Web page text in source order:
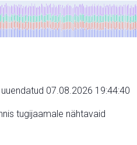
07.08.2026 19:44:40
tugijaamale nähtavaid